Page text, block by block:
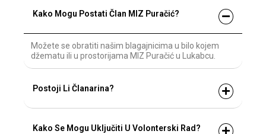
Kako Mogu Postati Član MIZ Puračić?
Možete se obratiti našim blagajnicima u bilo kojem
džematu ili u prostorijama MIZ Puračić u Lukabcu.
Postoji Li Članarina?
Kako Se Mogu Uključiti U Volonterski Rad?